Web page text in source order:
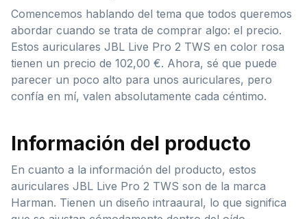
Comencemos hablando del tema que todos queremos
abordar cuando se trata de comprar algo: el precio.
Estos auriculares JBL Live Pro 2 TWS en color rosa
tienen un precio de 102,00 €. Ahora, sé que puede
parecer un poco alto para unos auriculares, pero
confía en mí, valen absolutamente cada céntimo.
Información del producto
En cuanto a la información del producto, estos
auriculares JBL Live Pro 2 TWS son de la marca
Harman. Tienen un diseño intraaural, lo que significa